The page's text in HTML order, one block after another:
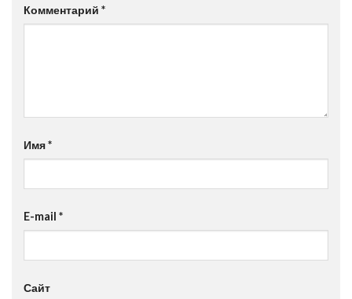
Комментарий *
Имя*
E-mail *
Сайт